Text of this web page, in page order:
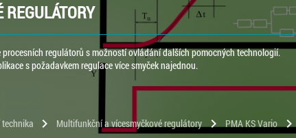
regulátorů s možností ovládání dalších pomocných technologií.
s požadavkem regulace více smyček najednou.
chevron_right Multifunkční a vícesmyčkové regulátory chevron_right PMA KS Vario